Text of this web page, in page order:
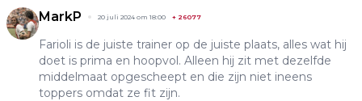
MarkP 20 juli 2024 om 18:00 + 26077
Farioli is de juiste trainer op de juiste plaats, alles wat hij
doet is prima en hoopvol. Alleen hij zit met dezelfde
middelmaat opgescheept en die zijn niet ineens
toppers omdat ze fit zijn.